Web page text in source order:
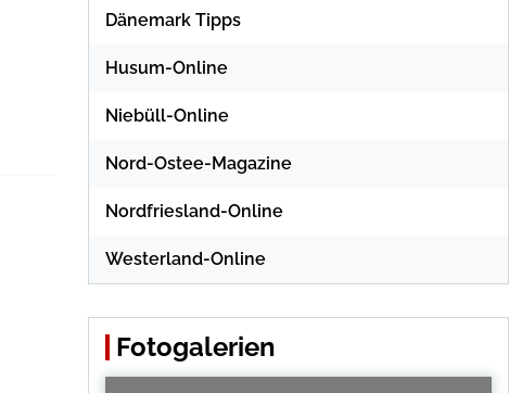
Dänemark Tipps
Husum-Online
Niebüll-Online
Nord-Ostee-Magazine
Nordfriesland-Online
Westerland-Online
Fotogalerien